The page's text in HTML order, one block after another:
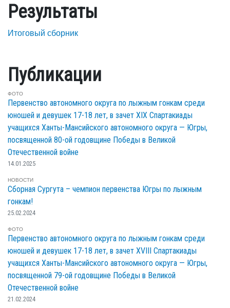
Результаты
Итоговый сборник
Публикации
ФОТО
Первенство автономного округа по лыжным гонкам среди
юношей и девушек 17-18 лет, в зачет XIX Спартакиады
учащихся Ханты-Мансийского автономного округа — Югры,
посвященной 80-ой годовщине Победы в Великой
Отечественной войне
14.01.2025
НОВОСТИ
Сборная Сургута – чемпион первенства Югры по лыжным
гонкам!
25.02.2024
ФОТО
Первенство автономного округа по лыжным гонкам среди
юношей и девушек 17-18 лет, в зачет XVIII Спартакиады
учащихся Ханты-Мансийского автономного округа — Югры,
посвященной 79-ой годовщине Победы в Великой
Отечественной войне
21.02.2024